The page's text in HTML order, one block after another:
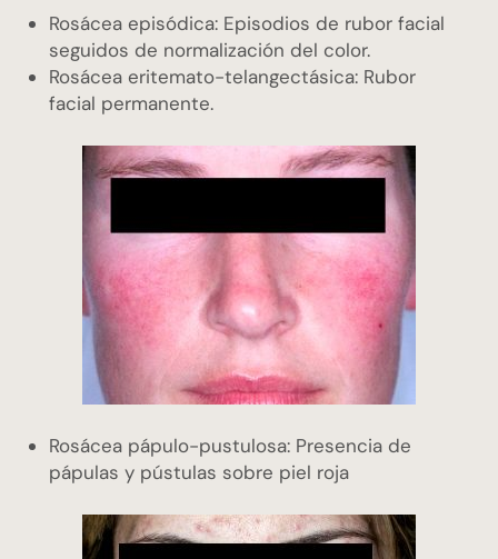
Rosácea episódica: Episodios de rubor facial
seguidos de normalización del color.
Rosácea eritemato-telangectásica: Rubor
facial permanente.
Rosácea pápulo-pustulosa: Presencia de
pápulas y pústulas sobre piel roja